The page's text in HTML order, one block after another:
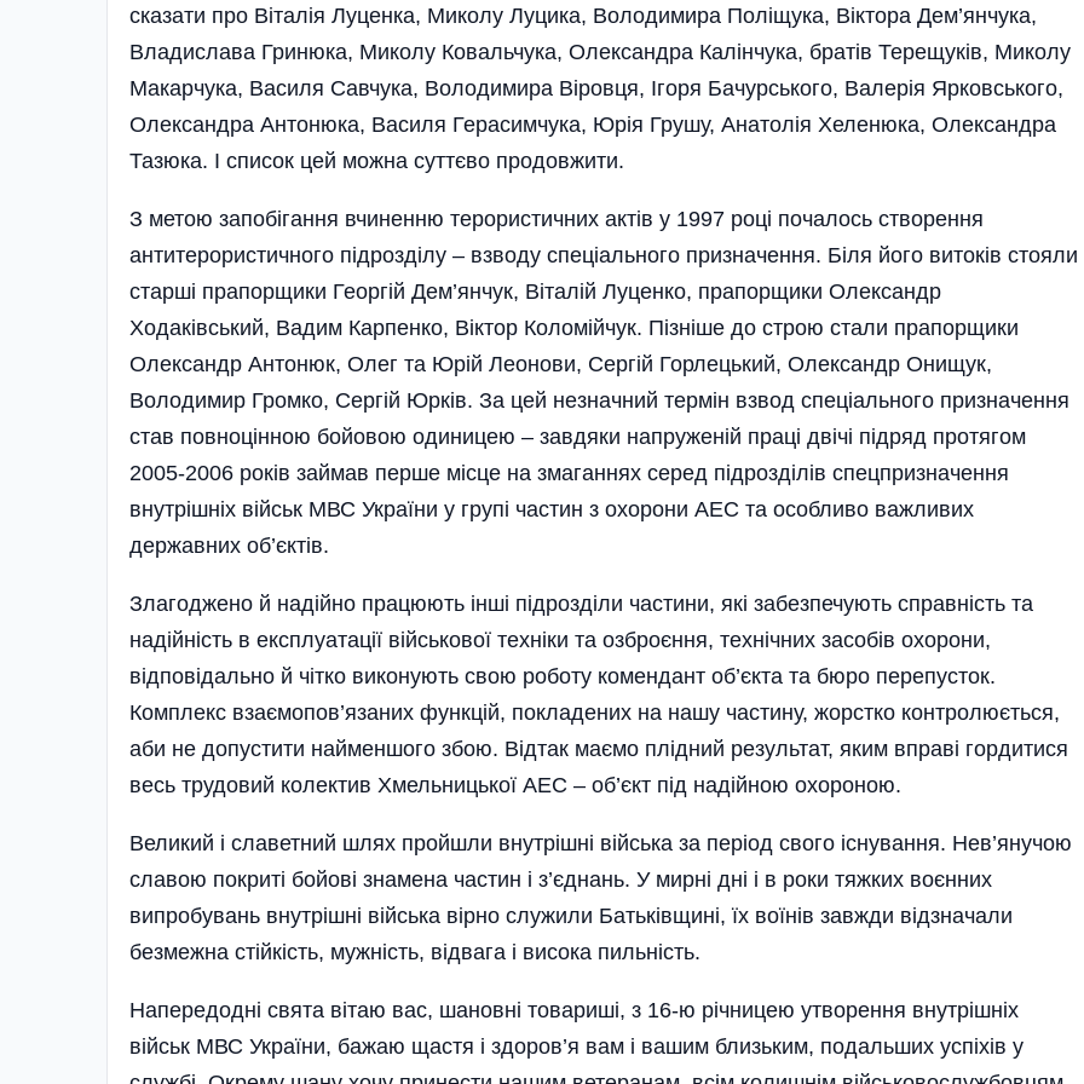
сказати про Віталія Луценка, Миколу Луцика, Володимира Поліщука, Віктора Дем’янчука,
Владислава Гринюка, Миколу Ковальчука, Олександра Калінчука, братів Терещуків, Миколу
Макарчука, Василя Савчука, Володимира Віровця, Ігоря Бачурського, Валерія Ярковського,
Олександра Антонюка, Василя Герасимчука, Юрія Грушу, Анатолія Хеленюка, Олександра
Тазюка. І список цей можна суттєво продовжити.
З метою запобігання вчиненню терористичних актів у 1997 році почалось створення
антитерористичного підрозділу – взводу спеціального призначення. Біля його витоків стояли
старші прапорщики Георгій Дем’янчук, Віталій Луценко, прапорщики Олександр
Ходаківський, Вадим Карпенко, Віктор Коломійчук. Пізніше до строю стали прапорщики
Олександр Антонюк, Олег та Юрій Леонови, Сергій Горлецький, Олександр Онищук,
Володимир Громко, Сергій Юрків. За цей незначний термін взвод спеціального призначення
став повноцінною бойовою одиницею – завдяки напруженій праці двічі підряд протягом
2005-2006 років займав перше місце на змаганнях серед підрозділів спецпризначення
внутрішніх військ МВС України у групі частин з охорони АЕС та особливо важливих
державних об’єктів.
Злагоджено й надійно працюють інші підрозділи частини, які забезпечують справність та
надійність в експлуатації військової техніки та озброєння, технічних засобів охорони,
відповідально й чітко вико­нують свою роботу комендант об’єкта та бюро перепусток.
Комплекс взаємопов’язаних функцій, покладених на нашу частину­, жорстко контролюється,
аби не допустити найменшого збою. Відтак маємо плідний ре­зуль­тат, яким вправі гордитися
весь трудовий колектив Хмельницької АЕС – об’єкт під надій­ною охороною.
Великий і славетний шлях пройшли внутрішні війська за період свого існування. Нев’янучою
славою покриті бойові знамена частин і з’єднань. У мирні дні і в роки тяжких воєнних
випробувань внутрішні війська вірно служили Батьківщині, їх воїнів завжди відзначали
безмежна стійкість, мужність, відвага і висока пильність.
Напередодні свята вітаю вас, шановні товариші, з 16-ю річницею утворення внутрішніх
військ МВС України, бажаю щастя і здоров’я вам і вашим близьким, подальших успіхів у